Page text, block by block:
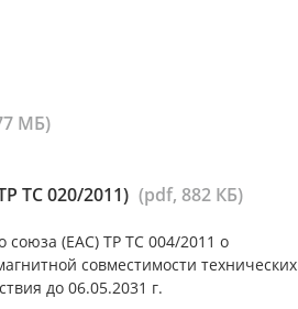
МБ)
ТС 020/2011) (pdf, 882 КБ)
союза (ЕАС) ТР ТС 004/2011 о
совместимости технических
до 06.05.2031 г.